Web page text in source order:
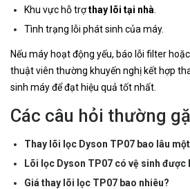
Khu vực hỗ trợthay lõi tại nhà
Tình trạng lỗi phát sinh của máy.
Nếu máy hoạt động yếu, báo lỗi filter
thuật viên thường khuyến nghị kết hợp
sinh máy để đạt hiệu quả tốt nhất.
Các câu hỏi thường
Thay lõi lọc Dyson TP07 bao lâu
Lõi lọc Dyson TP07 có vệ sinh được
Giá thay lõi lọc TP07 bao nhiêu?